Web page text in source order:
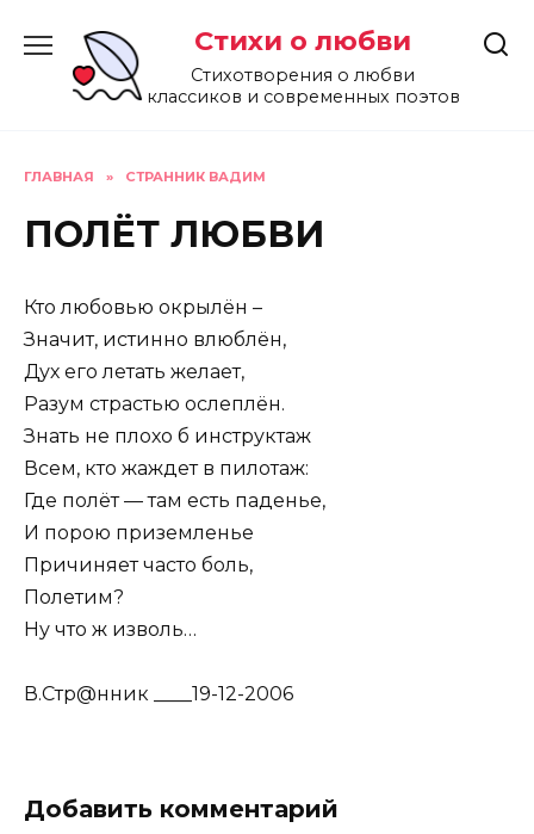
содержанию
Стихи о любви
Стихотворения о любви
классиков и современных поэтов
ГЛАВНАЯ » СТРАННИК ВАДИМ
ПОЛЁТ ЛЮБВИ
Кто любовью окрылён –
Значит, истинно влюблён,
Дух его летать желает,
Разум страстью ослеплён.
Знать не плохо б инструктаж
Всем, кто жаждет в пилотаж:
Где полёт — там есть паденье,
И порою приземленье
Причиняет часто боль,
Полетим?
Ну что ж изволь…
В.Стр@нник ____19-12-2006
Добавить комментарий